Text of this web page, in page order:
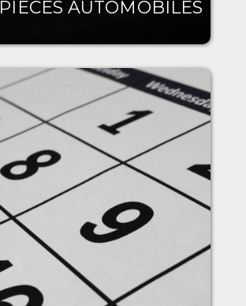
PIÈCES AUTOMOBILES